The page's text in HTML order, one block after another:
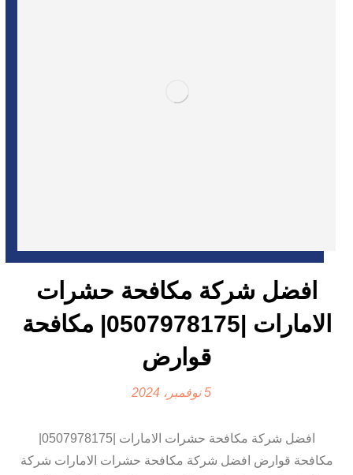
افضل شركة مكافحة حشرات
الامارات |0507978175| مكافحة
قوارض
5 نوفمبر، 2024
مكافحة قوارض افضل شركة مكافحة حشرات الامارات شركة